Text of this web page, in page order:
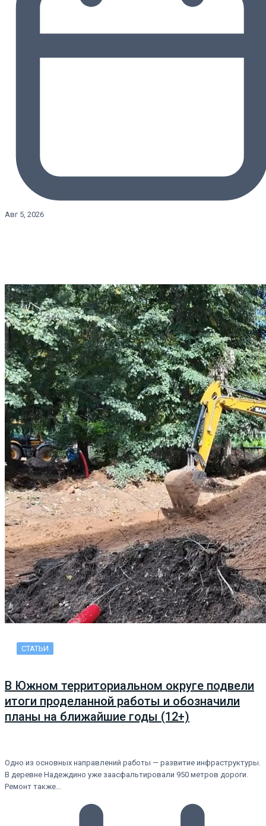
Авг 5, 2026
СТАТЬИ
В Южном территориальном округе подвели
итоги проделанной работы и обозначили
планы на ближайшие годы (12+)
Одно из основных направлений работы — развитие инфраструктуры.
В деревне Надеждино уже заасфальтировали 950 метров дороги.
Ремонт также…